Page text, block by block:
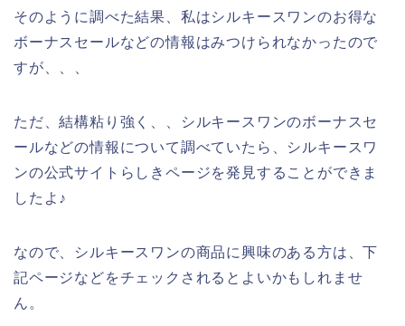
そのように調べた結果、私はシルキースワンのお得な
ボーナスセールなどの情報はみつけられなかったので
すが、、、
ただ、結構粘り強く、、シルキースワンのボーナスセ
ールなどの情報について調べていたら、シルキースワ
ンの公式サイトらしきページを発見することができま
したよ♪
なので、シルキースワンの商品に興味のある方は、下
記ページなどをチェックされるとよいかもしれませ
ん。